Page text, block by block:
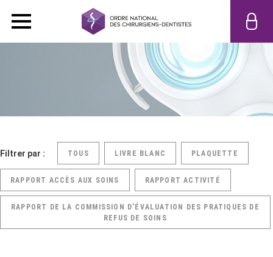
Filtrer par : TOUS LIVRE BLANC PLAQUETTE
RAPPORT ACCÈS AUX SOINS RAPPORT ACTIVITÉ
RAPPORT DE LA COMMISSION D’ÉVALUATION DES PRATIQUES DE
REFUS DE SOINS